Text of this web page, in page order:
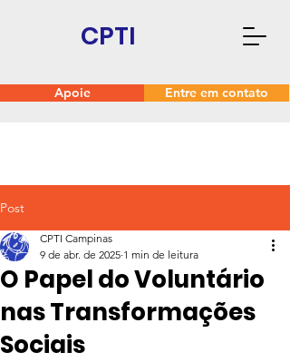
CPTI
Apoie Entre em contato
Post
O Papel do Voluntário
nas Transformações
Sociais
CPTI Campinas
9 de abr. de 2025 1 min de leitura